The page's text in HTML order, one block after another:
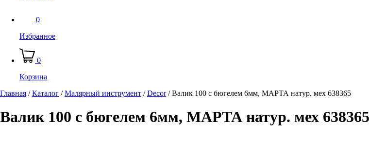
0
Избранное
0
Корзина
Главная /Каталог /Малярный инструмент /Decor/Валик 100 с бюгелем 6мм, МАРТА натур. мех 638365
Валик 100 с бюгелем 6мм, МАРТА натур. мех 638365